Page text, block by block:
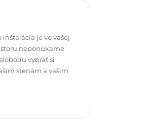
je vo vašej
neponúkame
vybrať si
stenám a vašim